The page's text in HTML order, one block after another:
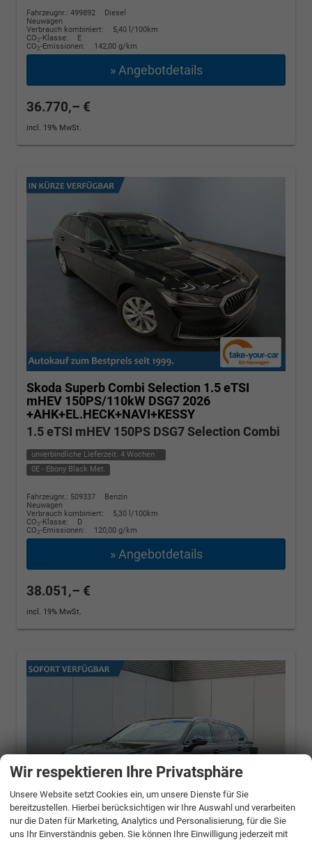
Fahrzeugnr.: 499892
Diesel
Neuwagen
Verbrauch kombiniert:
5,40 l/100km
CO2-Klasse:
E
CO2-Emissionen: 142,00 g/km
» Angebotdetails
36.770,– €
incl. 19% MwSt.
Skoda Superb Combi Selection 1.5 eTSI
mHEV 150PS/110kW DSG7 2026
+AHK+EL.HECK+NAVI+KESSY
1.5 eTSI mHEV 150PS DSG7 Selection Combi
unverbindliche Lieferzeit: 4 Wochen
0E - Ebony Black Met.
Fahrzeugnr.: 509337
Benzin
Neuwagen
Verbrauch kombiniert:
5,30 l/100km
CO2-Klasse:
D
CO2-Emissionen: 120,00 g/km
» Angebotdetails
38.051,– €
incl. 19% MwSt.
Wir respektieren Ihre Privatsphäre
Unsere Website setzt Cookies ein, um unsere Dienste für Sie
bereitzustellen. Hierbei berücksichtigen wir Ihre Auswahl und verarbeiten
nur die Daten für Marketing, Analytics und Personalisierung, für die Sie
uns Ihr Einverständnis geben. Sie können Ihre Einwilligung jederzeit mit